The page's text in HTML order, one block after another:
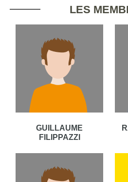
LES
GUILLAUME
FILIPPAZZI